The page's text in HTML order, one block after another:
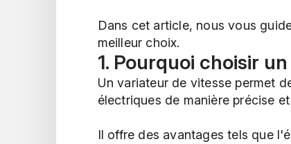
Dans cet article, nous vous
meilleur choix.
1. Pourquoi choisir
Un variateur de vitesse permet
électriques de manière précise
Il offre des avantages tels que